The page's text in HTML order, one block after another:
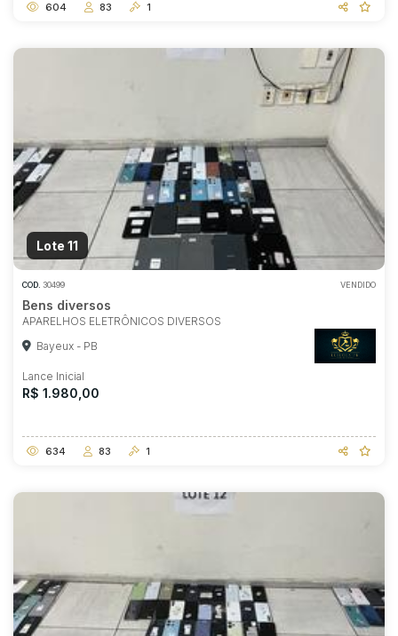
604 83 1
Lote 11
COD. 30499 VENDIDO
Bens diversos
APARELHOS ELETRÔNICOS DIVERSOS
Bayeux - PB
Lance Inicial
R$ 1.980,00
634 83 1